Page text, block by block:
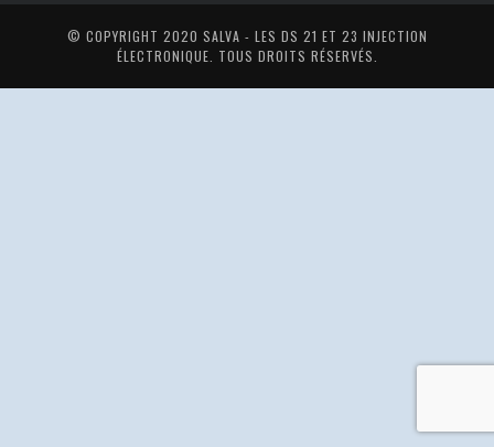
© COPYRIGHT 2020 SALVA - LES DS 21 ET 23 INJECTION
ÉLECTRONIQUE . TOUS DROITS RÉSERVÉS.